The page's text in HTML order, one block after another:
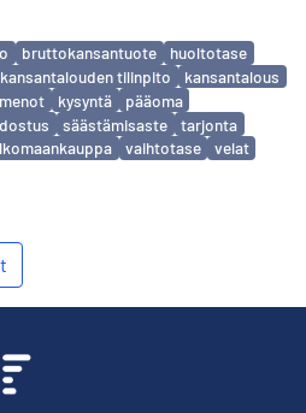
bruttokansantuote
huoltotase
kansantalouden tilinpito
kansantalous
kysyntä
pääoma
säästämisaste
tarjonta
vaihtotase
velat